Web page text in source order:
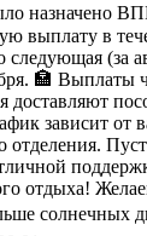
назначено
выплату в
следующая (за
🏣 Выплаты
доставляют
зависит от
отделения.
отдыха!
солнечных